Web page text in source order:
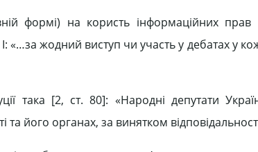
формі) на користь інформаційних прав
І: «…за жодний виступ чи участь у дебатах у
така [2, ст. 80]: «Народні депутати
його органах, за винятком